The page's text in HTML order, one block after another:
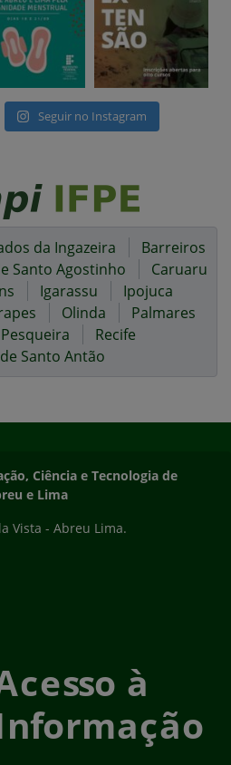
Seguir no Instagram
da Ingazeira
Barreiros
Santo Agostinho
Caruaru
Igarassu
Ipojuca
Olinda
Palmares
Pesqueira
Recife
Santo Antão
Ciência e Tecnologia de
e Lima
Vista - Abreu Lima.